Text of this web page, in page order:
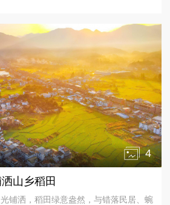
4
山乡稻田
铺洒，稻田绿意盎然，与错落民居、蜿